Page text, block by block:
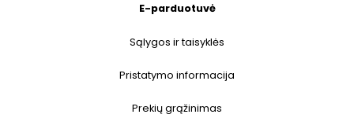
E-parduotuvė
Sąlygos ir taisyklės
Pristatymo informacija
Prekių grąžinimas